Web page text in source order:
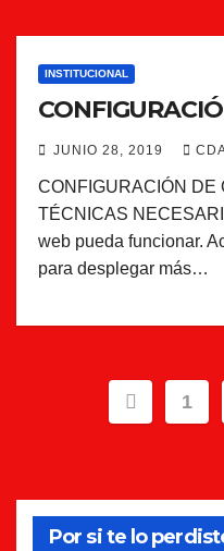
INSTITUCIONAL
JUNIO 28, 2019
CONFIGURACIÓN DE
TÉCNICAS
web pueda funcionar.
para desplegar más…
1
Por si te lo